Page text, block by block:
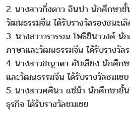
2. นางสาวกิ่งดาว อินปา นักศึกษา
วัฒนธรรมจีน ได้รับรางวัลรองชนะเ
3. นางสาววรวรรณ โพธิชินาวงศ์
ภาษาและวัฒนธรรมจีน ได้รับรางวั
4. นางสาวชญาดา อับเสียง นักศึก
และวัฒนธรรมจีน ได้รับรางวัลชมเชย
5. นางสาวศศินา แซ่ม้า นักศึกษาชั้
ธุรกิจ ได้รับรางวัลชมเชย